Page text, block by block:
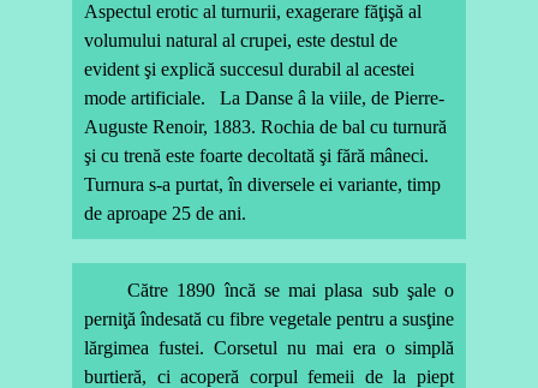
Aspectul erotic al turnurii, exagerare făţişă al
volumului natural al crupei, este destul de
evident şi explică succesul durabil al acestei
mode artificiale.
La Danse â la viile, de Pierre-
Auguste Renoir, 1883. Rochia de bal cu turnură
şi cu trenă este foarte decoltată şi fără mâneci.
Turnura s-a purtat, în diversele ei variante, timp
de aproape 25 de ani.
Către 1890 încă se mai plasa sub şale o
perniţă îndesată cu fibre vegetale pentru a susţine
lărgimea fustei. Corsetul nu mai era o simplă
burtieră, ci acoperă corpul femeii de la piept